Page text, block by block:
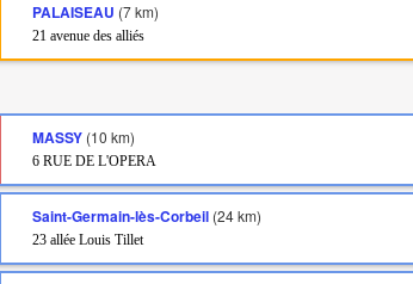
PALAISEAU (7 km)
21 avenue des alliés
MASSY(10 km)
6 RUE DE L'OPERA
Saint-Germain-lès-Corbeil(24 km)
23 allée Louis Tillet